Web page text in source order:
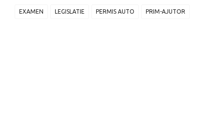
EXAMEN LEGISLATIE PERMIS AUTO PRIM-AJUTOR